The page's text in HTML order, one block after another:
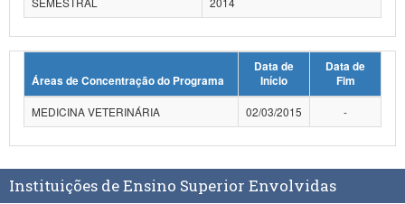
Áreas de Concentração do Programa
Data de
Início
Data de
Fim
MEDICINA VETERINÁRIA
02/03/2015 -
Instituições de Ensino Superior Envolvidas